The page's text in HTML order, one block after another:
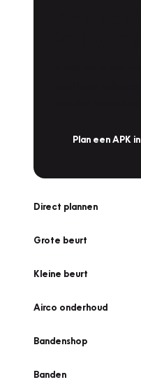
Plan een APK in
Direct plannen
Grote beurt
Kleine beurt
Airco onderhoud
Bandenshop
Banden